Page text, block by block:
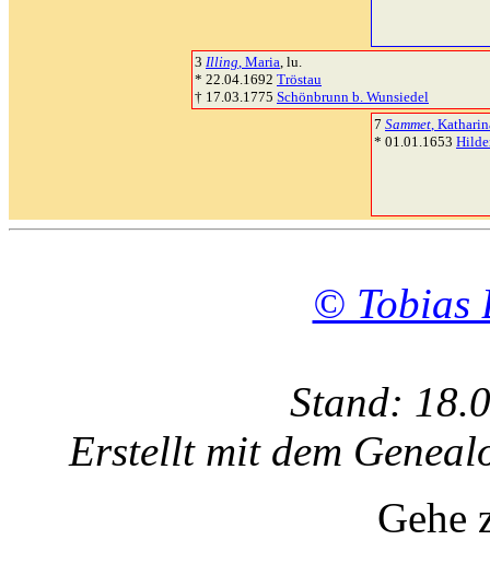
3 Illing, Maria, lu.
* 22.04.1692 Tröstau
† 17.03.1775 Schönbrunn b. Wunsiedel
7 Sammet,
* 01.01.1653
© Tobias
Stand:
Erstellt mit dem
Gehe